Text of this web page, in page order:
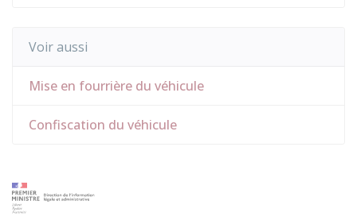
Voir aussi
Mise en fourrière du véhicule
Confiscation du véhicule